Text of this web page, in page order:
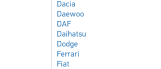
Dacia
Daewoo
DAF
Daihatsu
Dodge
Ferrari
Fiat